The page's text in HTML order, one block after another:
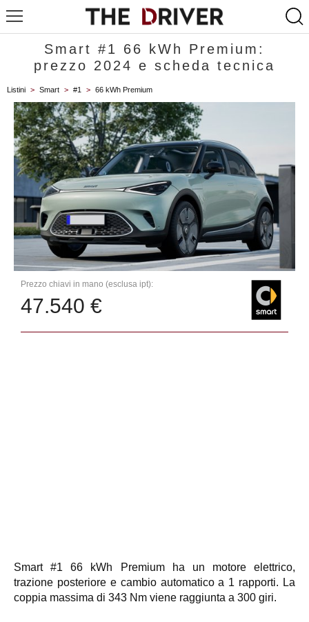
Smart #1 66 kWh Premium:
prezzo 2024 e scheda tecnica
Listini > Smart > #1 > 66 kWh Premium
Prezzo chiavi in mano (esclusa ipt):
47.540 €
Smart #1 66 kWh Premium ha un motore elettrico,
trazione posteriore e cambio automatico a 1 rapporti. La
coppia massima di 343 Nm viene raggiunta a 300 giri.